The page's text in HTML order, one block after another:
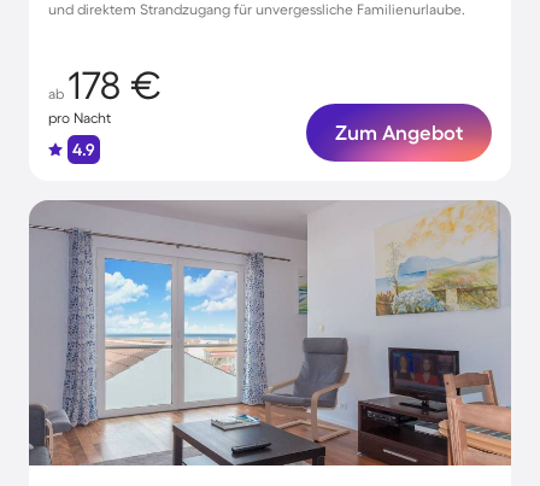
und direktem Strandzugang für unvergessliche Familienurlaube.
ab 178 €
pro Nacht
4.9
Zum Angebot